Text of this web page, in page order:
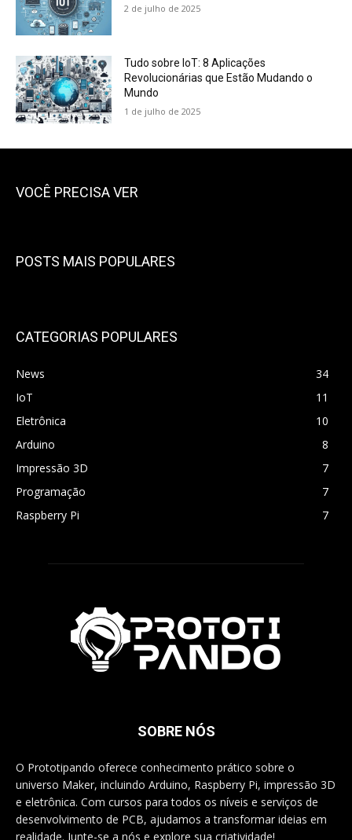
2 de julho de 2025
Tudo sobre IoT: 8 Aplicações
Revolucionárias que Estão Mudando o
Mundo
1 de julho de 2025
VOCÊ PRECISA VER
POSTS MAIS POPULARES
CATEGORIAS POPULARES
News
34
IoT
11
Eletrônica
10
Arduino
8
Impressão 3D
7
Programação
7
Raspberry Pi
7
SOBRE NÓS
O Prototipando oferece conhecimento prático sobre o
universo Maker, incluindo Arduino, Raspberry Pi, impressão 3D
e eletrônica. Com cursos para todos os níveis e serviços de
desenvolvimento de PCB, ajudamos a transformar ideias em
realidade. Junte-se a nós e explore sua criatividade!